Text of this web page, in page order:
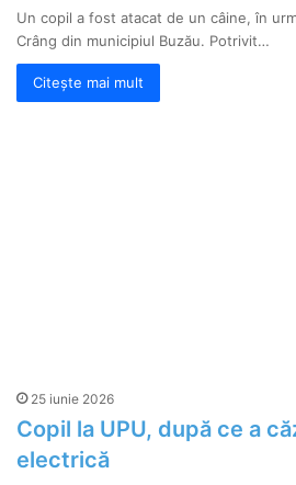
Un copil a fost atacat de un câine, în
Crâng din municipiul Buzău. Potrivit…
Citește mai mult
25 iunie 2026
Copil la UPU, după ce a
electrică